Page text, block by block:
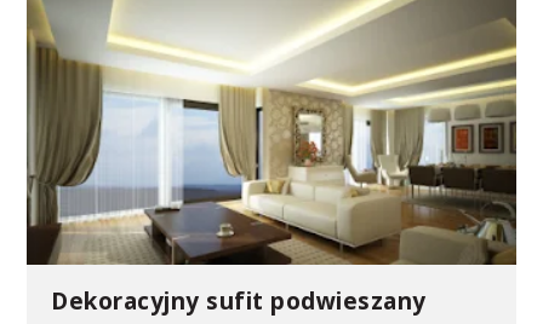
Dekoracyjny sufit podwieszany